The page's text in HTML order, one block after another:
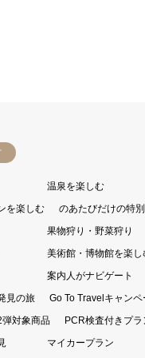
温泉を楽しむ
を楽しむ
のあたびだけの特
果物狩り・野菜狩り
美術館・博物館を楽し
案内人がナビゲート
見の旅
Go To Travelキャンペ
対象商品
PCR検査付きプラ
マイカープラン